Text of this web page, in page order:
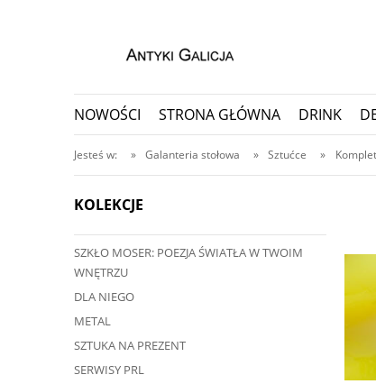
NOWOŚCI STRONA GŁÓWNA DRINK
PORCELANA I CERAMIKA
PRZEDMIOTY
Jesteś w: » Galanteria stołowa » Sztućce »
KOLEKCJE
SZKŁO MOSER: POEZJA ŚWIATŁA W TWOIM
WNĘTRZU
DLA NIEGO
METAL
SZTUKA NA PREZENT
SERWISY PRL
telefonicznego